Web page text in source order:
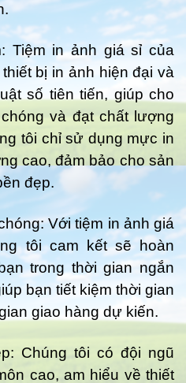
Tiệm in ảnh giá sỉ của
bị in ảnh hiện đại và
số tiên tiến, giúp cho
và đạt chất lượng
tôi chỉ sử dụng mực in
cao, đảm bảo cho sản
đẹp.
Với tiệm in ảnh giá
tôi cam kết sẽ hoàn
trong thời gian ngắn
bạn tiết kiệm thời gian
giao hàng dự kiến.
Chúng tôi có đội ngũ
cao, am hiểu về thiết